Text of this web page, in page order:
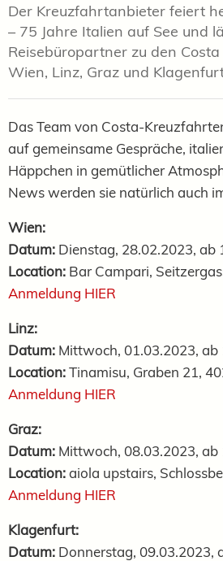
Der Kreuzfahrtanbieter feiert
– 75 Jahre Italien auf See und
Reisebüropartner zu den
Wien, Linz, Graz und
Das Team von Costa-
auf gemeinsame Gespräche,
Häppchen in gemütlicher
News werden sie natürlich auch
Wien:
Datum: Dienstag, 28.02.2023, ab
Location: Bar Campari,
Anmeldung HIER
Linz:
Datum: Mittwoch, 01.03.2023, ab
Location:Tinamisu, Graben 21,
Anmeldung HIER
Graz:
Datum: Mittwoch, 08.03.2023, ab
Location:aiola upstairs,
Anmeldung HIER
Klagenfurt:
Datum: Donnerstag, 09.03.2023,